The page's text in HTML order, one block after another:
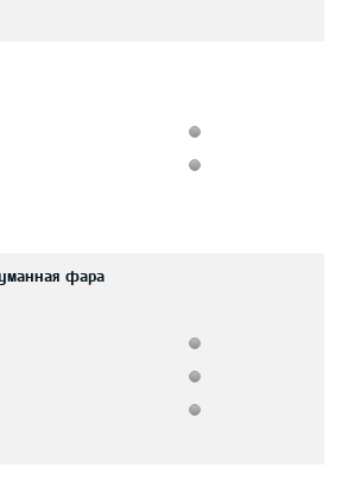
фара